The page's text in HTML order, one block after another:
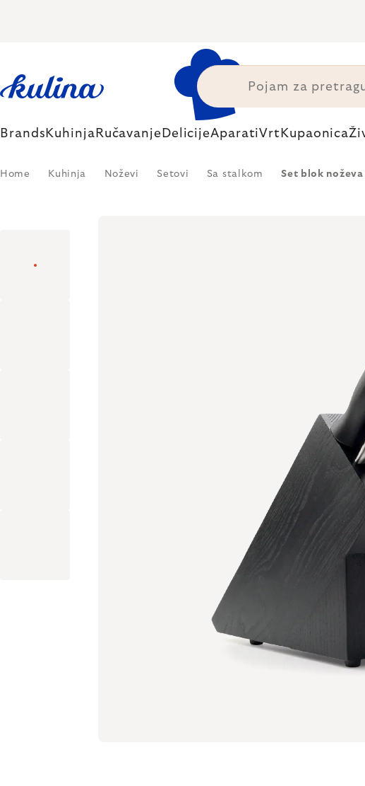
Brands Kuhinja Ručavanje DelicijeAparatiVrt Kupaonica
Home Kuhinja Noževi Setovi Sa stalkom Set blok noževa